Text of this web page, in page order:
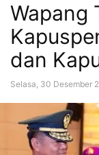
Wapang
dan
Selasa, 30 Desember